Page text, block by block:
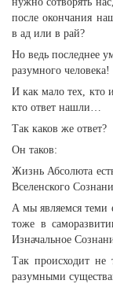
после окончания
в ад или в рай?
Но ведь последнее
разумного человека!
И как мало тех, кто
кто ответ нашли…
Так каков же ответ?
Он таков:
Жизнь Абсолюта
Вселенского
А мы являемся теми
тоже в
Изначальное
Так происходит не
разумными